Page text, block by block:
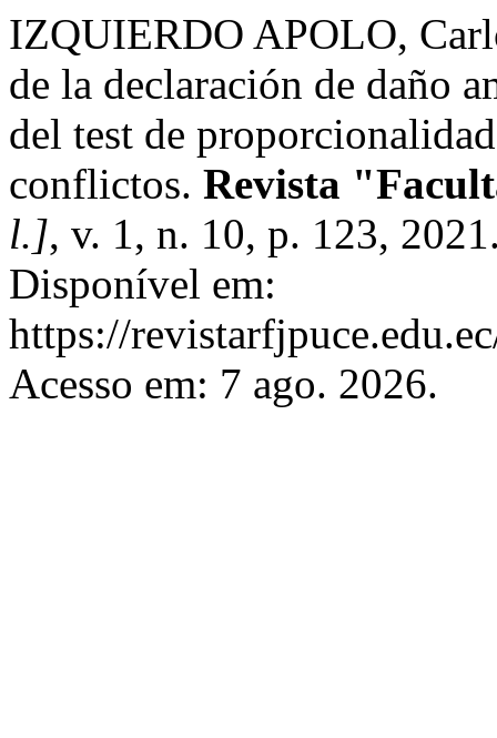
IZQUIERDO APOLO,
de la declaración de daño
del test de
conflictos. Revista
l.], v. 1, n. 10, p. 123,
Disponível em:
https://
Acesso em: 7 ago. 2026.